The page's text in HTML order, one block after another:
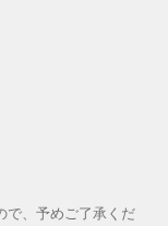
で、予めご了承くだ